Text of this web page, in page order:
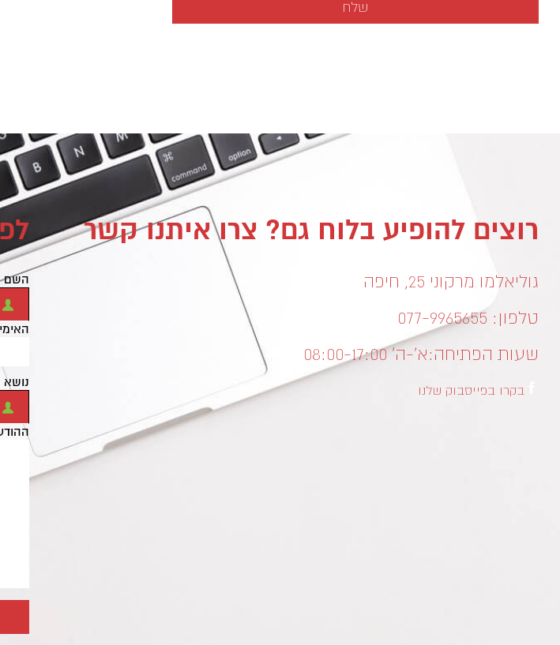
רוצים להופיע בלוח גם? צרו איתנו קשר
גוליאלמו מרקוני 25, חיפה
טלפון: 077-9965655
שעות הפתיחה:א’-ה’ 08:00-17:00
בקרו בפייסבוק שלנו
השם
נושא